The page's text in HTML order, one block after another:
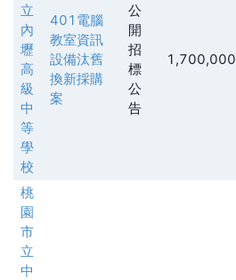
立
內
壢
高
級
中
等
學
校
401電腦
教室資訊
設備汰舊
換新採購
案
公
開
招
標
公
告
1,700,000
桃
園
市
立
中